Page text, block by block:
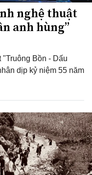
nghệ thuật
anh hùng”
Bồn - Dấu
dịp kỷ niệm 55 năm